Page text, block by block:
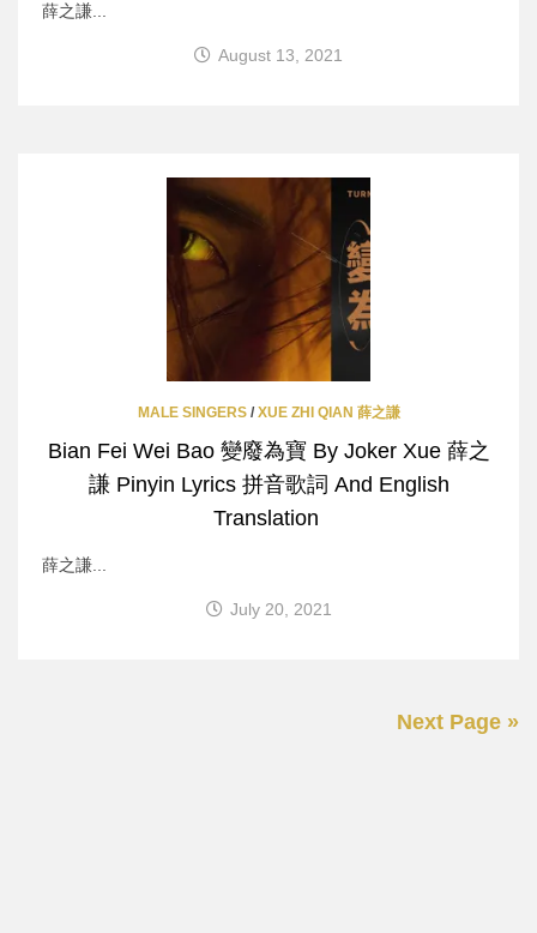
薛之謙...
August 13, 2021
MALE SINGERS/ XUE ZHI QIAN 薛之謙
Bian Fei Wei Bao 變廢為寶 By Joker Xue 薛之
謙 Pinyin Lyrics 拼音歌詞 And English
Translation
薛之謙...
July 20, 2021
Next Page »